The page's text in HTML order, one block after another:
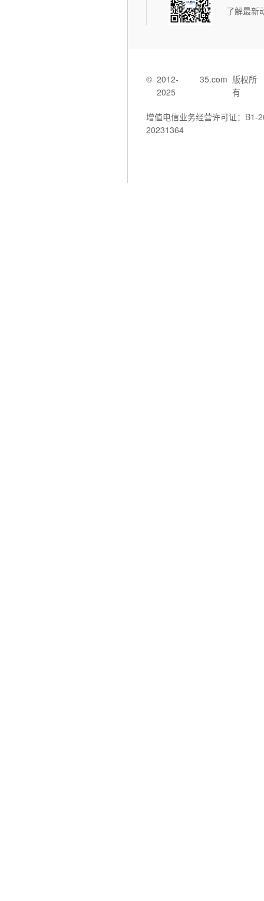
了解最新
© 2012-
2025
35.com 版权所
有
增值电信业务经营许可证：B1-
20231364